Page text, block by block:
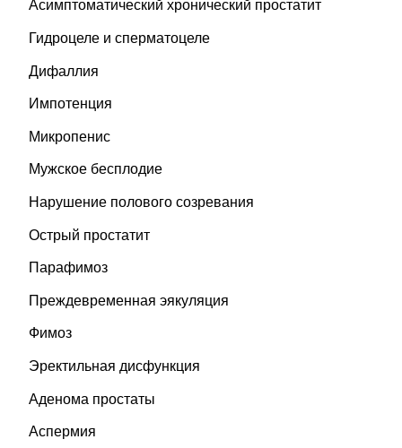
Асимптоматический хронический простатит
Гидроцеле и сперматоцеле
Дифаллия
Импотенция
Микропенис
Мужское бесплодие
Нарушение полового созревания
Острый простатит
Парафимоз
Преждевременная эякуляция
Фимоз
Эректильная дисфункция
Аденома простаты
Аспермия